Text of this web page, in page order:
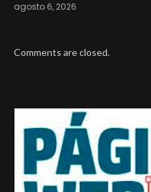
agosto 6, 2026
Comments are closed.